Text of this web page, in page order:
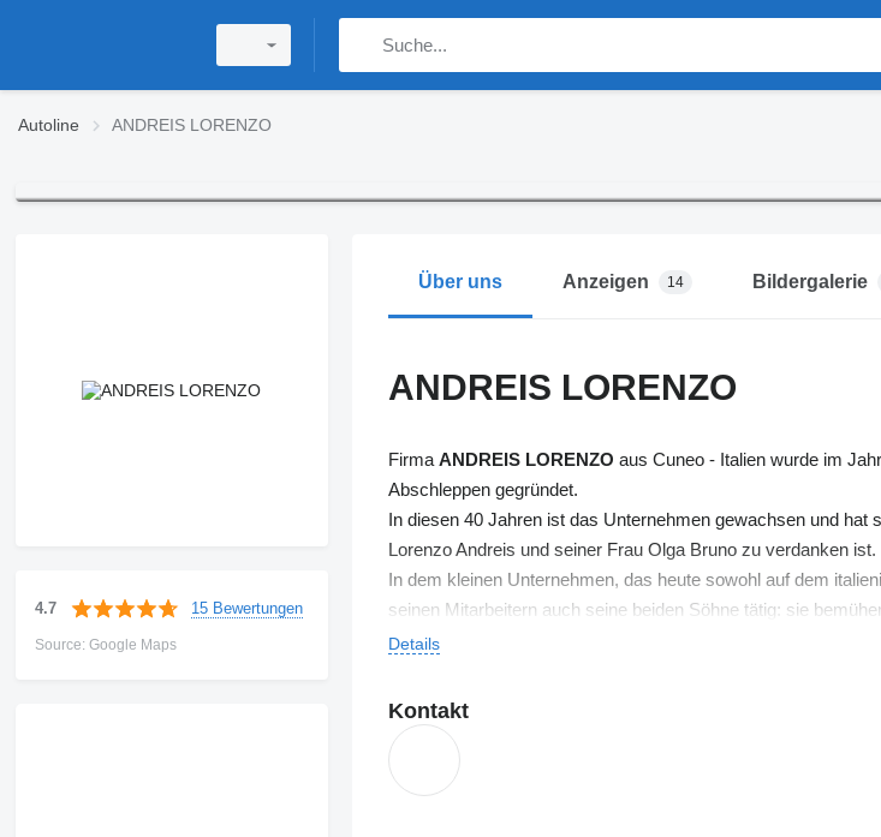
Autoline ANDREIS LORENZO
4.7 15 Bewertungen
Source: Google Maps
Über uns Anzeigen 14 Bildergalerie
ANDREIS LORENZO
Firma ANDREIS LORENZO aus Cuneo - Italien wurde im
Abschleppen gegründet.
In diesen 40 Jahren ist das Unternehmen gewachsen und
Lorenzo Andreis und seiner Frau Olga Bruno zu verdanken ist.
In dem kleinen Unternehmen, das heute sowohl auf dem
seinen Mitarbeitern auch seine beiden Söhne tätig: sie
hohe Qualität der Ressourcen, sowie durch ihre Einfachheit
Details
Kontakt